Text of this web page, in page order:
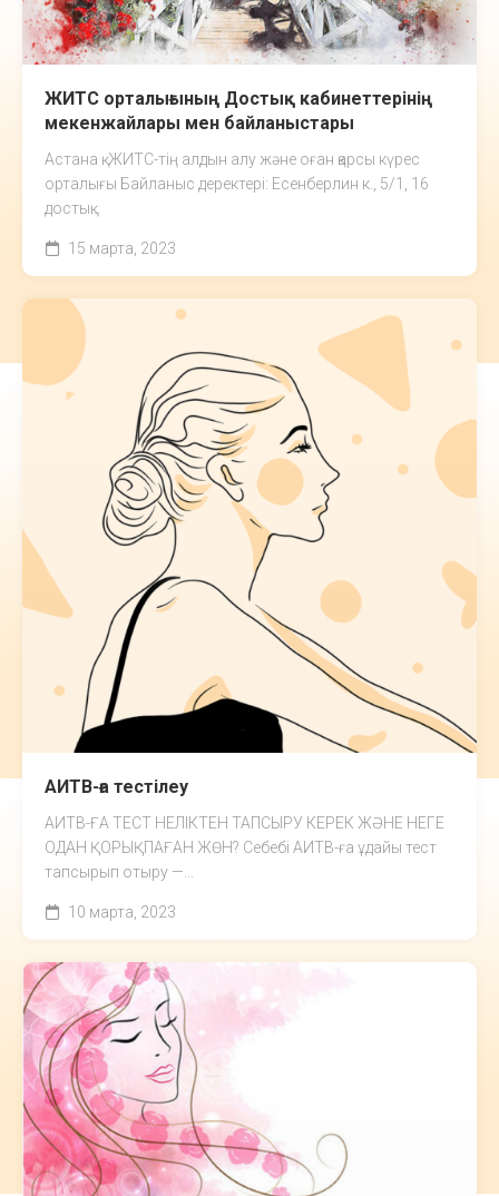
ЖИТС орталығының Достық кабинеттерінің
мекенжайлары мен байланыстары
Астана қ. ЖИТС-тің алдын алу және оған қарсы күрес
орталығы Байланыс деректері: Есенберлин к., 5/1, 16
достық...
15 марта, 2023
АИТВ-ға тестілеу
АИТВ-ҒА ТЕСТ НЕЛІКТЕН ТАПСЫРУ КЕРЕК ЖӘНЕ НЕГЕ
ОДАН ҚОРЫҚПАҒАН ЖӨН? Себебі АИТВ-ға ұдайы тест
тапсырып отыру —...
10 марта, 2023